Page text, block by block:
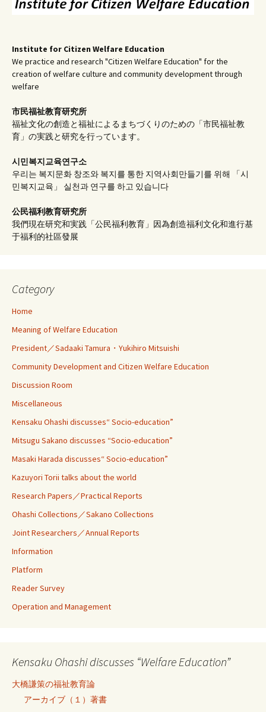
Institute for Citizen Welfare Education
We practice and research "Citizen Welfare Education" for the
creation of welfare culture and community development through
welfare
市民福祉教育研究所
福祉文化の創造と福祉によるまちづくりのための「市民福祉教
育」の実践と研究を行っています。
시민복지교육연구소
우리는 복지문화 창조와 복지를 통한 지역사회만들기를 위해 「시
민복지교육」 실천과 연구를 하고 있습니다
公民福利教育研究所
我們現在研究和実践「公民福利教育」因為創造福利文化和進行基
于福利的社區發展
Category
Home
Meaning of Welfare Education
President／Sadaaki Tamura・Yukihiro Mitsuishi
Community Development and Citizen Welfare Education
Discussion Room
Miscellaneous
Kensaku Ohashi discusses“ Socio-education”
Mitsugu Sakano discusses “Socio-education”
Masaki Harada discusses“ Socio-education”
Kazuyori Torii talks about the world
Research Papers／Practical Reports
Ohashi Collections／Sakano Collections
Joint Researchers／Annual Reports
Information
Platform
Reader Survey
Operation and Management
Kensaku Ohashi discusses “Welfare Education”
大橋謙策の福祉教育論
アーカイブ（１）著書